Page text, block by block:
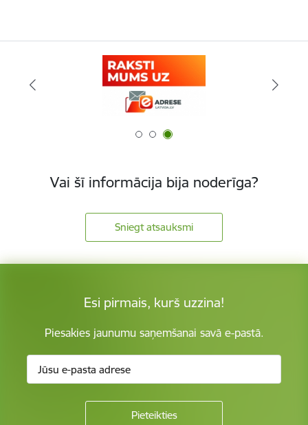
Vai šī informācija bija noderīga?
Sniegt atsauksmi
Esi pirmais, kurš uzzina!
Piesakies jaunumu saņemšanai savā e-pastā.